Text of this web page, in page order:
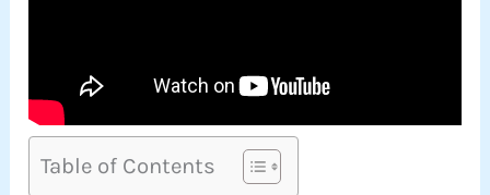
Table of Contents